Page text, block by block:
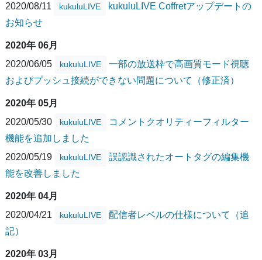
2020/08/11 kukuluLIVE
kukuluLIVE Coffretアップデートの
お知らせ
2020年 06月
2020/06/05
kukuluLIVE
一部の放送枠で高画質モード視聴
およびプッシュ接続ができない問題について（修正済）
2020年 05月
2020/05/30
kukuluLIVE
コメントクオリティーフィルター
機能を追加しました
2020/05/19
kukuluLIVE
誤認識されたオートタグの編集機
能を改善しました
2020年 04月
2020/04/21
kukuluLIVE
配信者レベルの仕様について（追
記）
2020年 03月